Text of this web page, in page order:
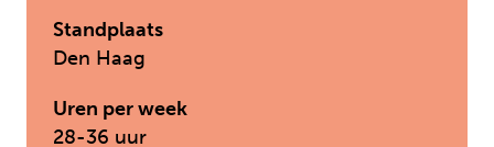
Standplaats
Den Haag
Uren per week
28-36 uur